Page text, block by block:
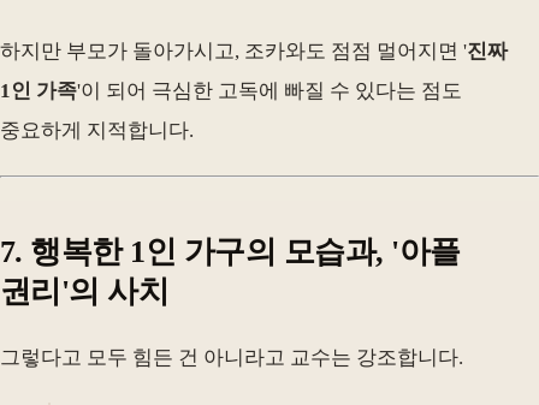
하지만 부모가 돌아가시고, 조카와도 점점 멀어지면 '진짜
1인 가족'이 되어 극심한 고독에 빠질 수 있다는 점도
중요하게 지적합니다.
7. 행복한 1인 가구의 모습과, '아플
권리'의 사치
그렇다고 모두 힘든 건 아니라고 교수는 강조합니다.